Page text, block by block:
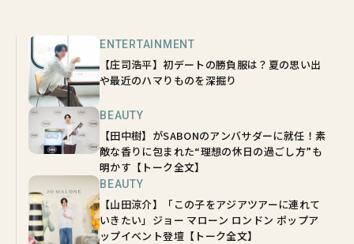
ENTERTAINMENT
【庄司浩平】初デートの勝負服は？夏の思い出
や最近のハマりものを深掘り
BEAUTY
【田中樹】がSABONのアンバサダーに就任！素
敵な香りに包まれた“理想の休日の過ごし方”も
明かす【トーク全文】
BEAUTY
【山田涼介】「この子をアジアツアーに連れて
いきたい」ジョー マローン ロンドン ポップア
ップイベント登壇【トーク全文】